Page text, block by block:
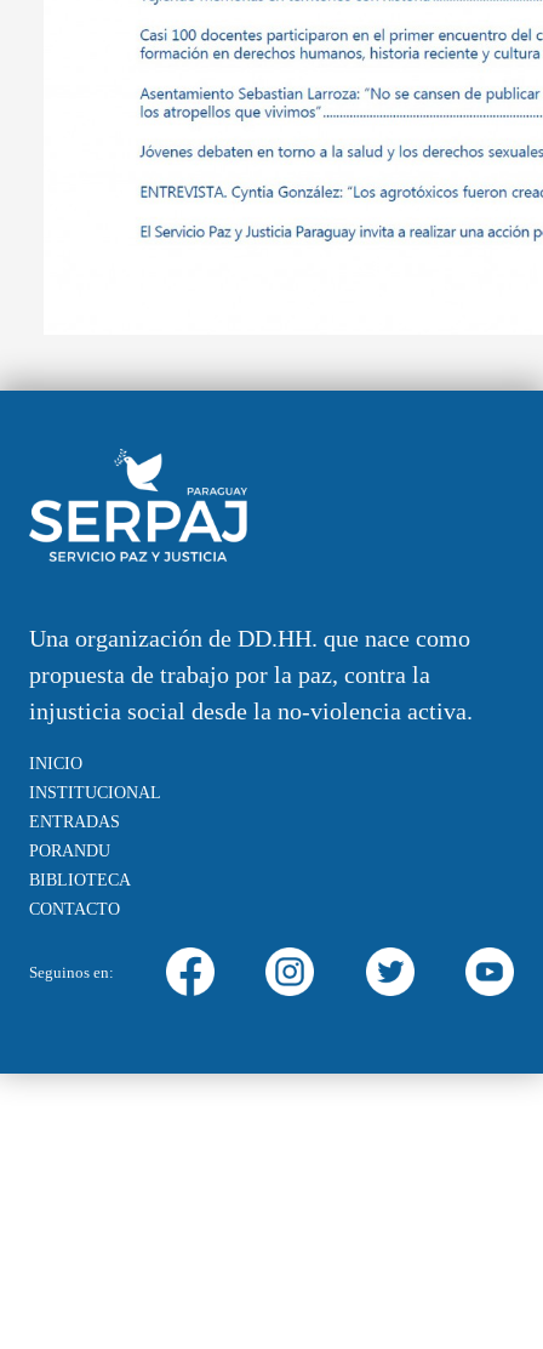
Una organización de DD.HH. que nace como
propuesta de trabajo por la paz, contra la
injusticia social desde la no-violencia activa.
INICIO
INSTITUCIONAL
ENTRADAS
PORANDU
BIBLIOTECA
CONTACTO
Seguinos en: